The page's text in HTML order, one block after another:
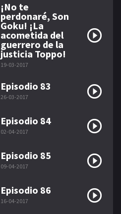
¡No te
perdonaré, Son
Goku! ¡La
acometida del
guerrero de la
justicia Toppo!
19-03-2017
Episodio 83
26-03-2017
Episodio 84
02-04-2017
Episodio 85
09-04-2017
Episodio 86
16-04-2017